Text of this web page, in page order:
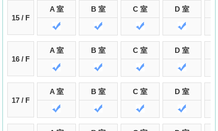
15 / F
A 室 B 室 C 室 D 室
16 / F
A 室 B 室 C 室 D 室
17 / F
A 室 B 室 C 室 D 室